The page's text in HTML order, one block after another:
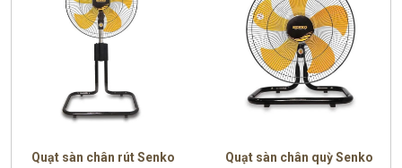
Quạt sàn chân rút Senko
Quạt sàn chân quỳ Senko